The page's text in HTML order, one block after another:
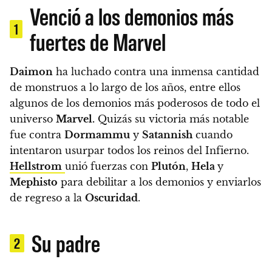
1
Venció a los demonios más
fuertes de Marvel
Daimon ha luchado contra una inmensa cantidad
de monstruos a lo largo de los años, entre ellos
algunos de los demonios más poderosos de todo el
universo Marvel. Quizás su victoria más notable
fue contra Dormammu y Satannish cuando
intentaron usurpar todos los reinos del Infierno.
Hellstrom unió fuerzas con Plutón, Hela y
Mephisto para debilitar a los demonios y enviarlos
de regreso a la Oscuridad.
2 Su padre